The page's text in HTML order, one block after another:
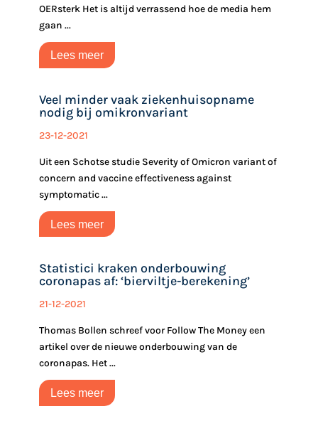
OERsterk Het is altijd verrassend hoe de media hem
gaan ...
Lees meer
Veel minder vaak ziekenhuisopname
nodig bij omikronvariant
23-12-2021
Uit een Schotse studie Severity of Omicron variant of
concern and vaccine effectiveness against
symptomatic ...
Lees meer
Statistici kraken onderbouwing
coronapas af: ‘bierviltje-berekening’
21-12-2021
Thomas Bollen schreef voor Follow The Money een
artikel over de nieuwe onderbouwing van de
coronapas. Het ...
Lees meer